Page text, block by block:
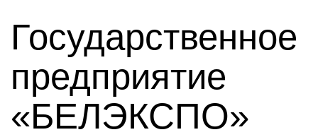
Государственное
предприятие
«БЕЛЭКСПО»